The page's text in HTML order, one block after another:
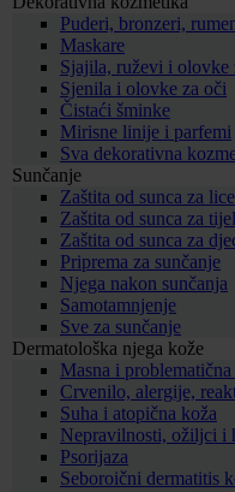
Puderi, bronzeri,
Maskare
Sjajila, ruževi i olovke
Sjenila i olovke za oči
Čistaći šminke
Mirisne linije i parfemi
Sva dekorativna
Sunčanje
Zaštita od sunca za lice
Zaštita od sunca za
Zaštita od sunca za
Priprema za sunčanje
Njega nakon sunčanja
Samotamnjenje
Sve za sunčanje
Dermatološka njega kože
Masna i problematična
Crvenilo, alergije,
Suha i atopična koža
Nepravilnosti, ožiljci i
Psorijaza
Seboroični dermatitis